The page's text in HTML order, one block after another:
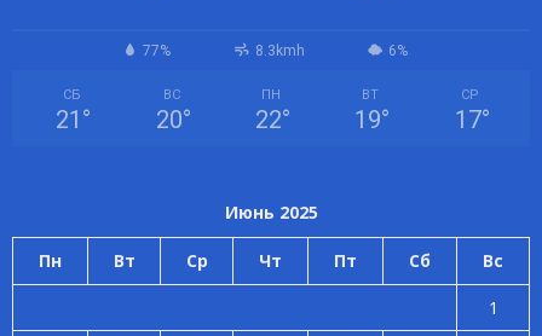
77% 8.3kmh 6%
СБ
21 °
ВС
20°
ПН
22°
ВТ
19°
СР
17°
Июнь 2025
Пн Вт Ср Чт Пт Сб Вс
1